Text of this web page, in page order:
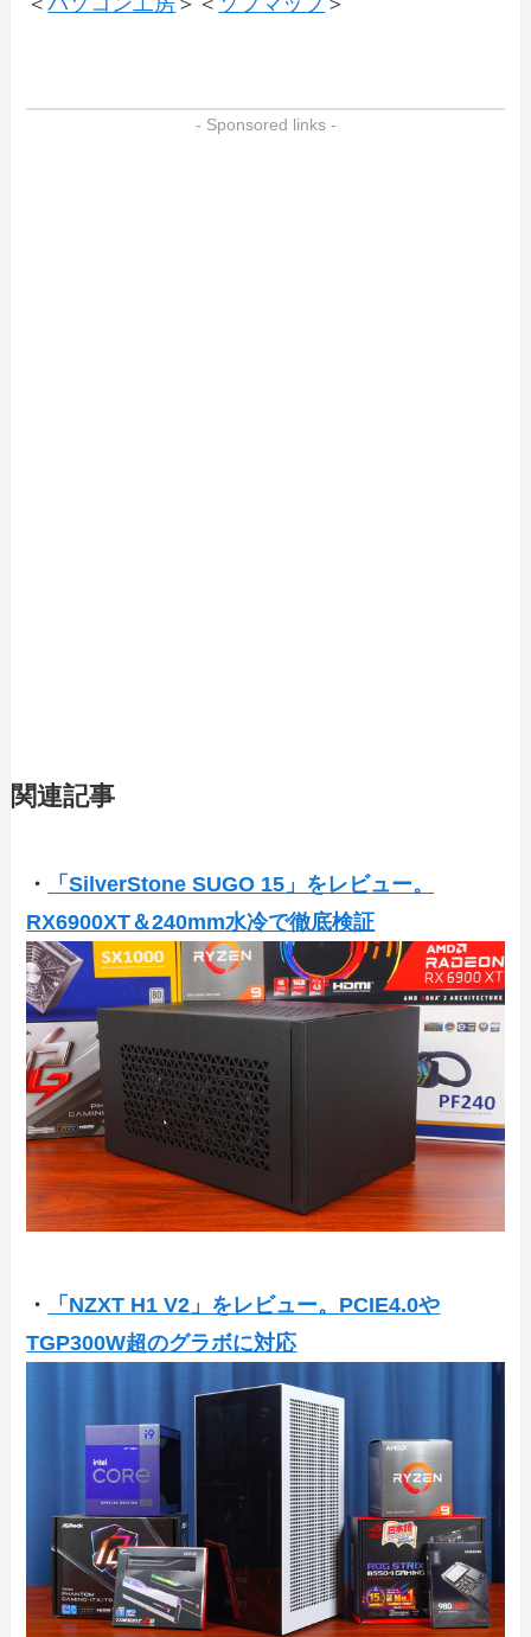
- Sponsored links -
関連記事
・
「SilverStone SUGO 15」をレビュー。
RX6900XT＆240mm水冷で徹底検証
・
「NZXT H1 V2」をレビュー。PCIE4.0や
TGP300W超のグラボに対応